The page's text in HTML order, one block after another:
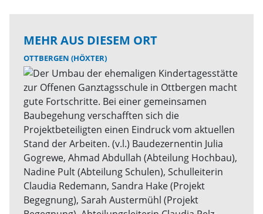
MEHR AUS DIESEM ORT
OTTBERGEN (HÖXTER)